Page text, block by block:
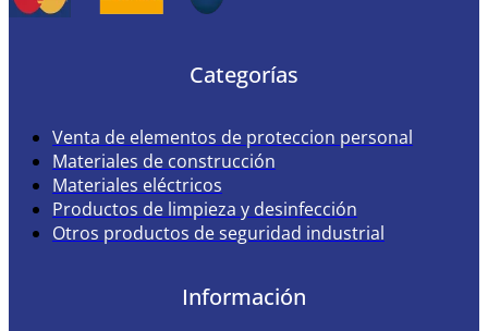
Categorías
Venta de elementos de proteccion personal
Materiales de construcción
Materiales eléctricos
Productos de limpieza y desinfección
Otros productos de seguridad industrial
Información